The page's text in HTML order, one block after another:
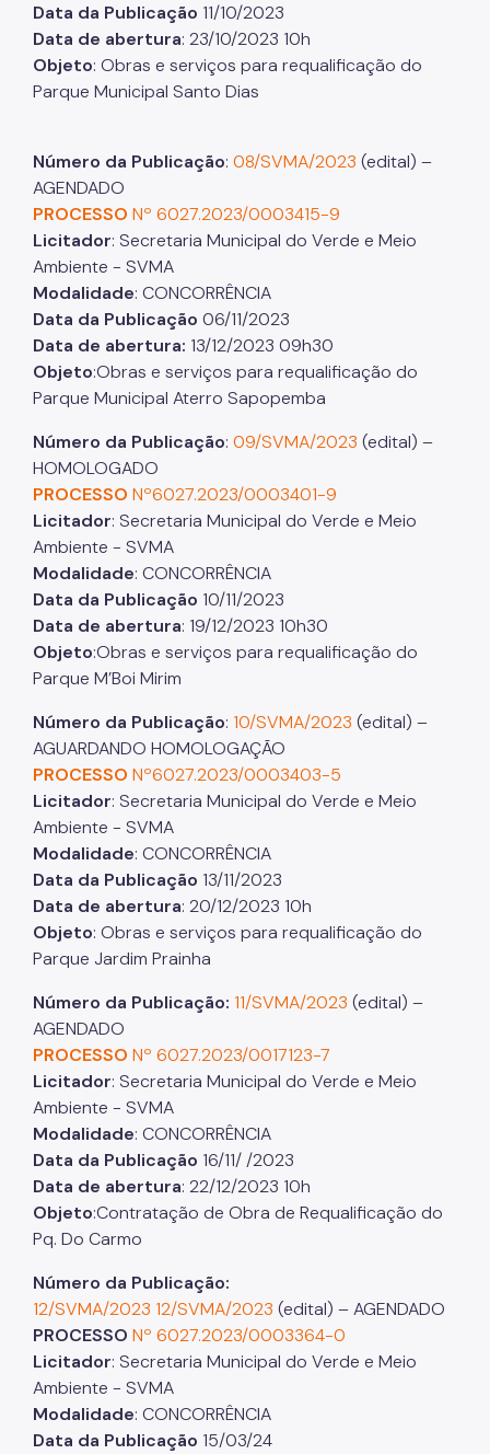
Data da Publicação 11/10/2023
Data de abertura: 23/10/2023 10h
Objeto: Obras e serviços para requalificação do
Parque Municipal Santo Dias
Número da Publicação: 08/SVMA/2023 (edital) –
AGENDADO
PROCESSO Nº 6027.2023/0003415-9
Licitador: Secretaria Municipal do Verde e Meio
Ambiente - SVMA
Modalidade: CONCORRÊNCIA
Data da Publicação 06/11/2023
Data de abertura: 13/12/2023 09h30
Objeto:Obras e serviços para requalificação do
Parque Municipal Aterro Sapopemba
Número da Publicação: 09/SVMA/2023 (edital) –
HOMOLOGADO
PROCESSO Nº6027.2023/0003401-9
Licitador: Secretaria Municipal do Verde e Meio
Ambiente - SVMA
Modalidade: CONCORRÊNCIA
Data da Publicação 10/11/2023
Data de abertura: 19/12/2023 10h30
Objeto:Obras e serviços para requalificação do
Parque M’Boi Mirim
Número da Publicação: 10/SVMA/2023 (edital) –
AGUARDANDO HOMOLOGAÇÃO
PROCESSO Nº6027.2023/0003403-5
Licitador: Secretaria Municipal do Verde e Meio
Ambiente - SVMA
Modalidade: CONCORRÊNCIA
Data da Publicação 13/11/2023
Data de abertura: 20/12/2023 10h
Objeto: Obras e serviços para requalificação do
Parque Jardim Prainha
Número da Publicação: 11/SVMA/2023 (edital) –
AGENDADO
PROCESSO Nº 6027.2023/0017123-7
Licitador: Secretaria Municipal do Verde e Meio
Ambiente - SVMA
Modalidade: CONCORRÊNCIA
Data da Publicação 16/11/ /2023
Data de abertura: 22/12/2023 10h
Objeto:Contratação de Obra de Requalificação do
Pq. Do Carmo
Número da Publicação:
12/SVMA/2023 12/SVMA/2023 (edital) – AGENDADO
PROCESSO Nº 6027.2023/0003364-0
Licitador: Secretaria Municipal do Verde e Meio
Ambiente - SVMA
Modalidade: CONCORRÊNCIA
Data da Publicação 15/03/24